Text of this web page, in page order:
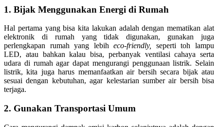
1. Bijak Menggunakan Energi di Rumah
Hal pertama yang bisa kita lakukan adalah dengan mematikan alat
elektronik di rumah yang tidak digunakan, gunakan juga
perlengkapan rumah yang lebiheco-friendly,
seperti toh lampu
LED, atau bahkan kalau bisa, perbanyak ventilasi cahaya serta
udara di rumah agar dapat mengurangi penggunaan listrik. Selain
listrik, kita juga harus memanfaatkan air bersih secara bijak atau
sesuai dengan kebutuhan, agar kelestarian sumber air bersih bisa
terjaga.
2. Gunakan Transportasi Umum